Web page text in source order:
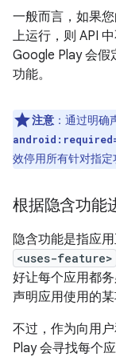
一般而言，如果
上运行，则 API
Google Play 会假
功能。
注意 ：通过明确
效停用所有针对指定
根据隐含功能
隐含功能是指应
<uses-feature>
好让每个应用都
声明应用使用的
不过，作为向用
Play 会寻找每个